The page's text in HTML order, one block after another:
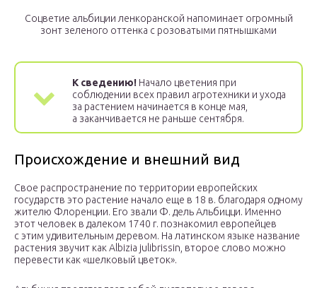
Соцветие альбиции ленкоранской напоминает огромный
зонт зеленого оттенка с розоватыми пятнышками
К сведению! Начало цветения при
соблюдении всех правил агротехники и ухода
за растением начинается в конце мая,
а заканчивается не раньше сентября.
Происхождение и внешний вид
Свое распространение по территории европейских
государств это растение начало еще в 18 в. благодаря одному
жителю Флоренции. Его звали Ф. дель Альбицци. Именно
этот человек в далеком 1740 г. познакомил европейцев
с этим удивительным деревом. На латинском языке название
растения звучит как Albizia julibrissin, второе слово можно
перевести как «шелковый цветок».